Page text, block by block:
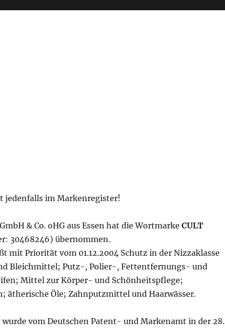
jedenfalls im Markenregister!
& Co. oHG aus Essen hat die Wortmarke CULT
30468246) übernommen.
mit Priorität vom 01.12.2004 Schutz in der Nizzaklasse
Bleichmittel; Putz-, Polier-, Fettentfernungs- und
Mittel zur Körper- und Schönheitspflege;
ätherische Öle; Zahnputzmittel und Haarwässer.
wurde vom Deutschen Patent- und Markenamt in der 28.